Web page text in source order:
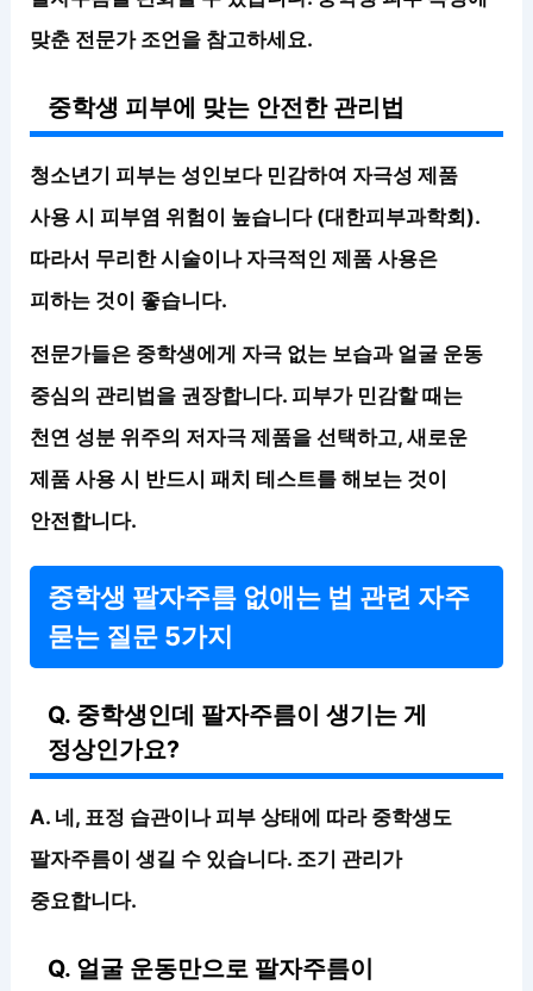
맞춘 전문가 조언을 참고하세요.
중학생 피부에 맞는 안전한 관리법
청소년기 피부는 성인보다 민감하여 자극성 제품
사용 시 피부염 위험이 높습니다(대한피부과학회).
따라서 무리한 시술이나 자극적인 제품 사용은
피하는 것이 좋습니다.
전문가들은 중학생에게 자극 없는 보습과 얼굴 운동
중심의 관리법 을 권장합니다. 피부가 민감할 때는
천연 성분 위주의 저자극 제품을 선택하고, 새로운
제품 사용 시 반드시 패치 테스트를 해보는 것이
안전합니다.
중학생 팔자주름 없애는 법 관련 자주
묻는 질문 5가지
Q. 중학생인데 팔자주름이 생기는 게
정상인가요?
A. 네, 표정 습관이나 피부 상태에 따라 중학생도
팔자주름이 생길 수 있습니다. 조기 관리가
중요합니다.
Q. 얼굴 운동만으로 팔자주름이